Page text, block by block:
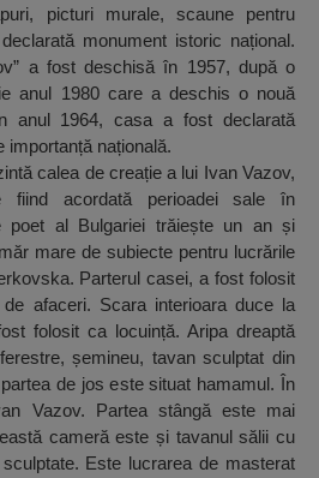
picturi murale, scaune pentru
monument istoric național.
a fost deschisă în 1957, după o
anul 1980 care a deschis o nouă
anul 1964, casa a fost declarată
importanță națională.
calea de creație a lui Ivan Vazov,
fiind acordată perioadei sale în
poet al Bulgariei trăiește un an și
mare de subiecte pentru lucrările
Parterul casei, a fost folosit
afaceri. Scara interioara duce la
folosit ca locuință. Aripa dreaptă
șemineu, tavan sculptat din
de jos este situat hamamul. În
Vazov. Partea stângă este mai
cameră este și tavanul sălii cu
Este lucrarea de masterat